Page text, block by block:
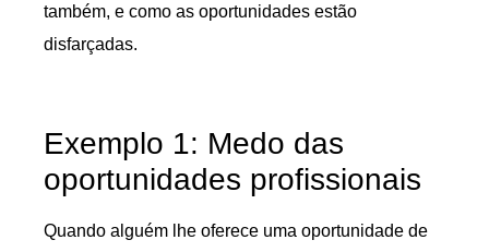
também, e como as oportunidades estão
disfarçadas.
Exemplo 1: Medo das
oportunidades profissionais
Quando alguém lhe oferece uma oportunidade de